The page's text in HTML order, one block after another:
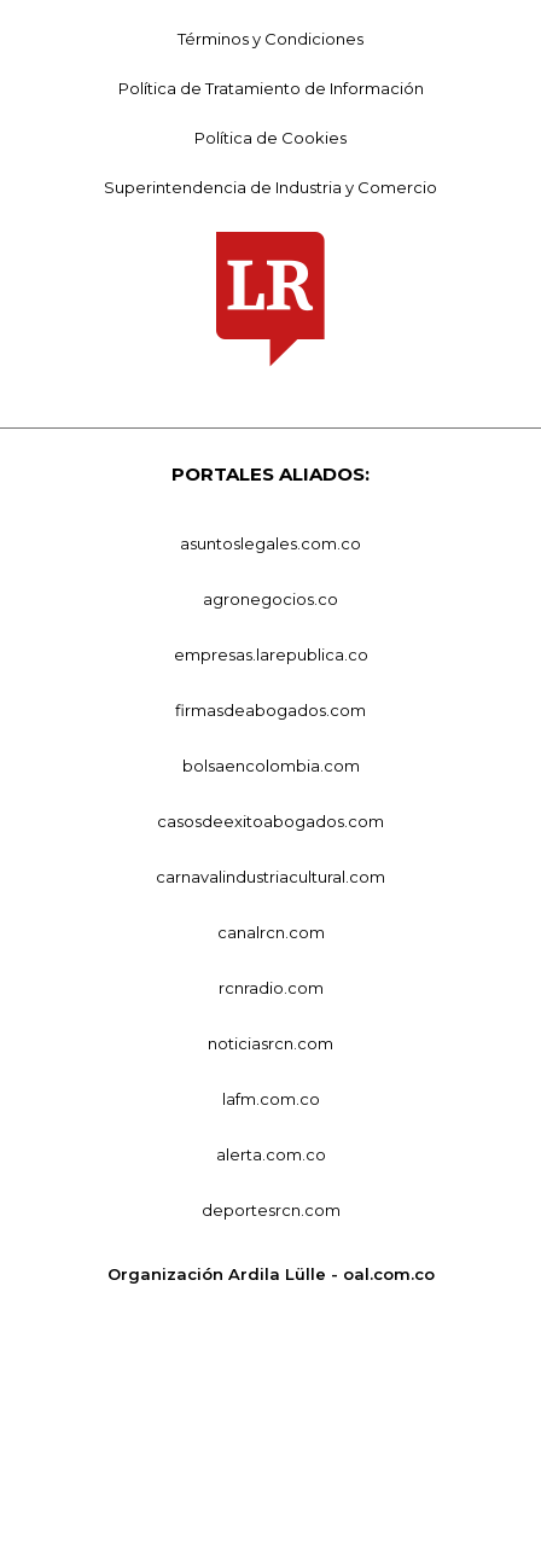
Términos y Condiciones
Política de Tratamiento de Información
Política de Cookies
Superintendencia de Industria y Comercio
PORTALES ALIADOS:
asuntoslegales.com.co
agronegocios.co
empresas.larepublica.co
firmasdeabogados.com
bolsaencolombia.com
casosdeexitoabogados.com
carnavalindustriacultural.com
canalrcn.com
rcnradio.com
noticiasrcn.com
lafm.com.co
alerta.com.co
deportesrcn.com
Organización Ardila Lülle - oal.com.co